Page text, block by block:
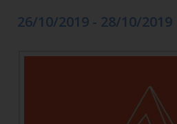
26/10/2019 - 28/10/2019